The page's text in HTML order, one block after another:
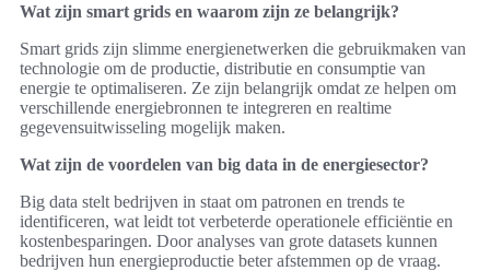
Wat zijn smart grids en waarom zijn ze belangrijk?
Smart grids zijn slimme energienetwerken die gebruikmaken van
technologie om de productie, distributie en consumptie van
energie te optimaliseren. Ze zijn belangrijk omdat ze helpen om
verschillende energiebronnen te integreren en realtime
gegevensuitwisseling mogelijk maken.
Wat zijn de voordelen van big data in de energiesector?
Big data stelt bedrijven in staat om patronen en trends te
identificeren, wat leidt tot verbeterde operationele efficiëntie en
kostenbesparingen. Door analyses van grote datasets kunnen
bedrijven hun energieproductie beter afstemmen op de vraag.